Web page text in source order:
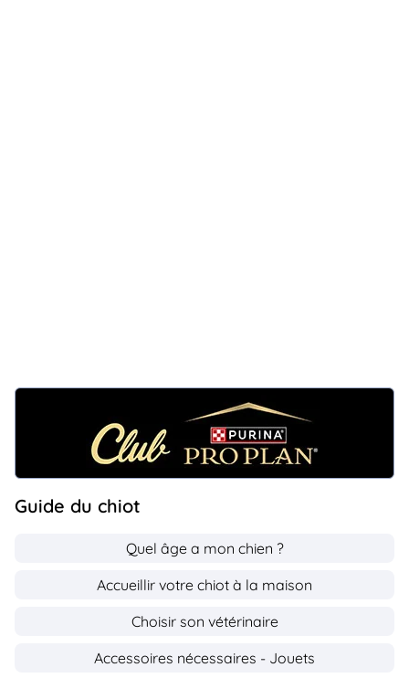
Guide du chiot
Quel âge a mon chien ?
Accueillir votre chiot à la maison
Choisir son vétérinaire
Accessoires nécessaires - Jouets